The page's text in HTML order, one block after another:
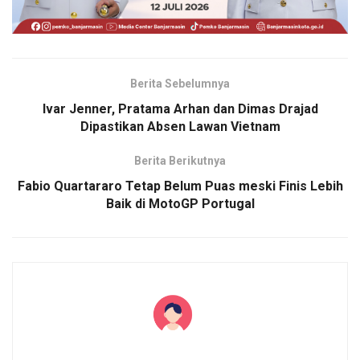
Berita Sebelumnya
Ivar Jenner, Pratama Arhan dan Dimas Drajad
Dipastikan Absen Lawan Vietnam
Berita Berikutnya
Fabio Quartararo Tetap Belum Puas meski Finis Lebih
Baik di MotoGP Portugal